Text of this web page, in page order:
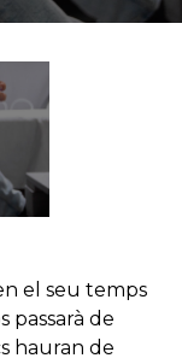
el seu temps
passarà de
hauran de